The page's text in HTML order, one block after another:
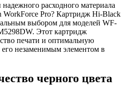
расходного материала
WorkForce Pro? Картридж Hi-Black
выбором для моделей WF-
Этот картридж
печати и оптимальную
его незаменимым элементом в
черного цвета